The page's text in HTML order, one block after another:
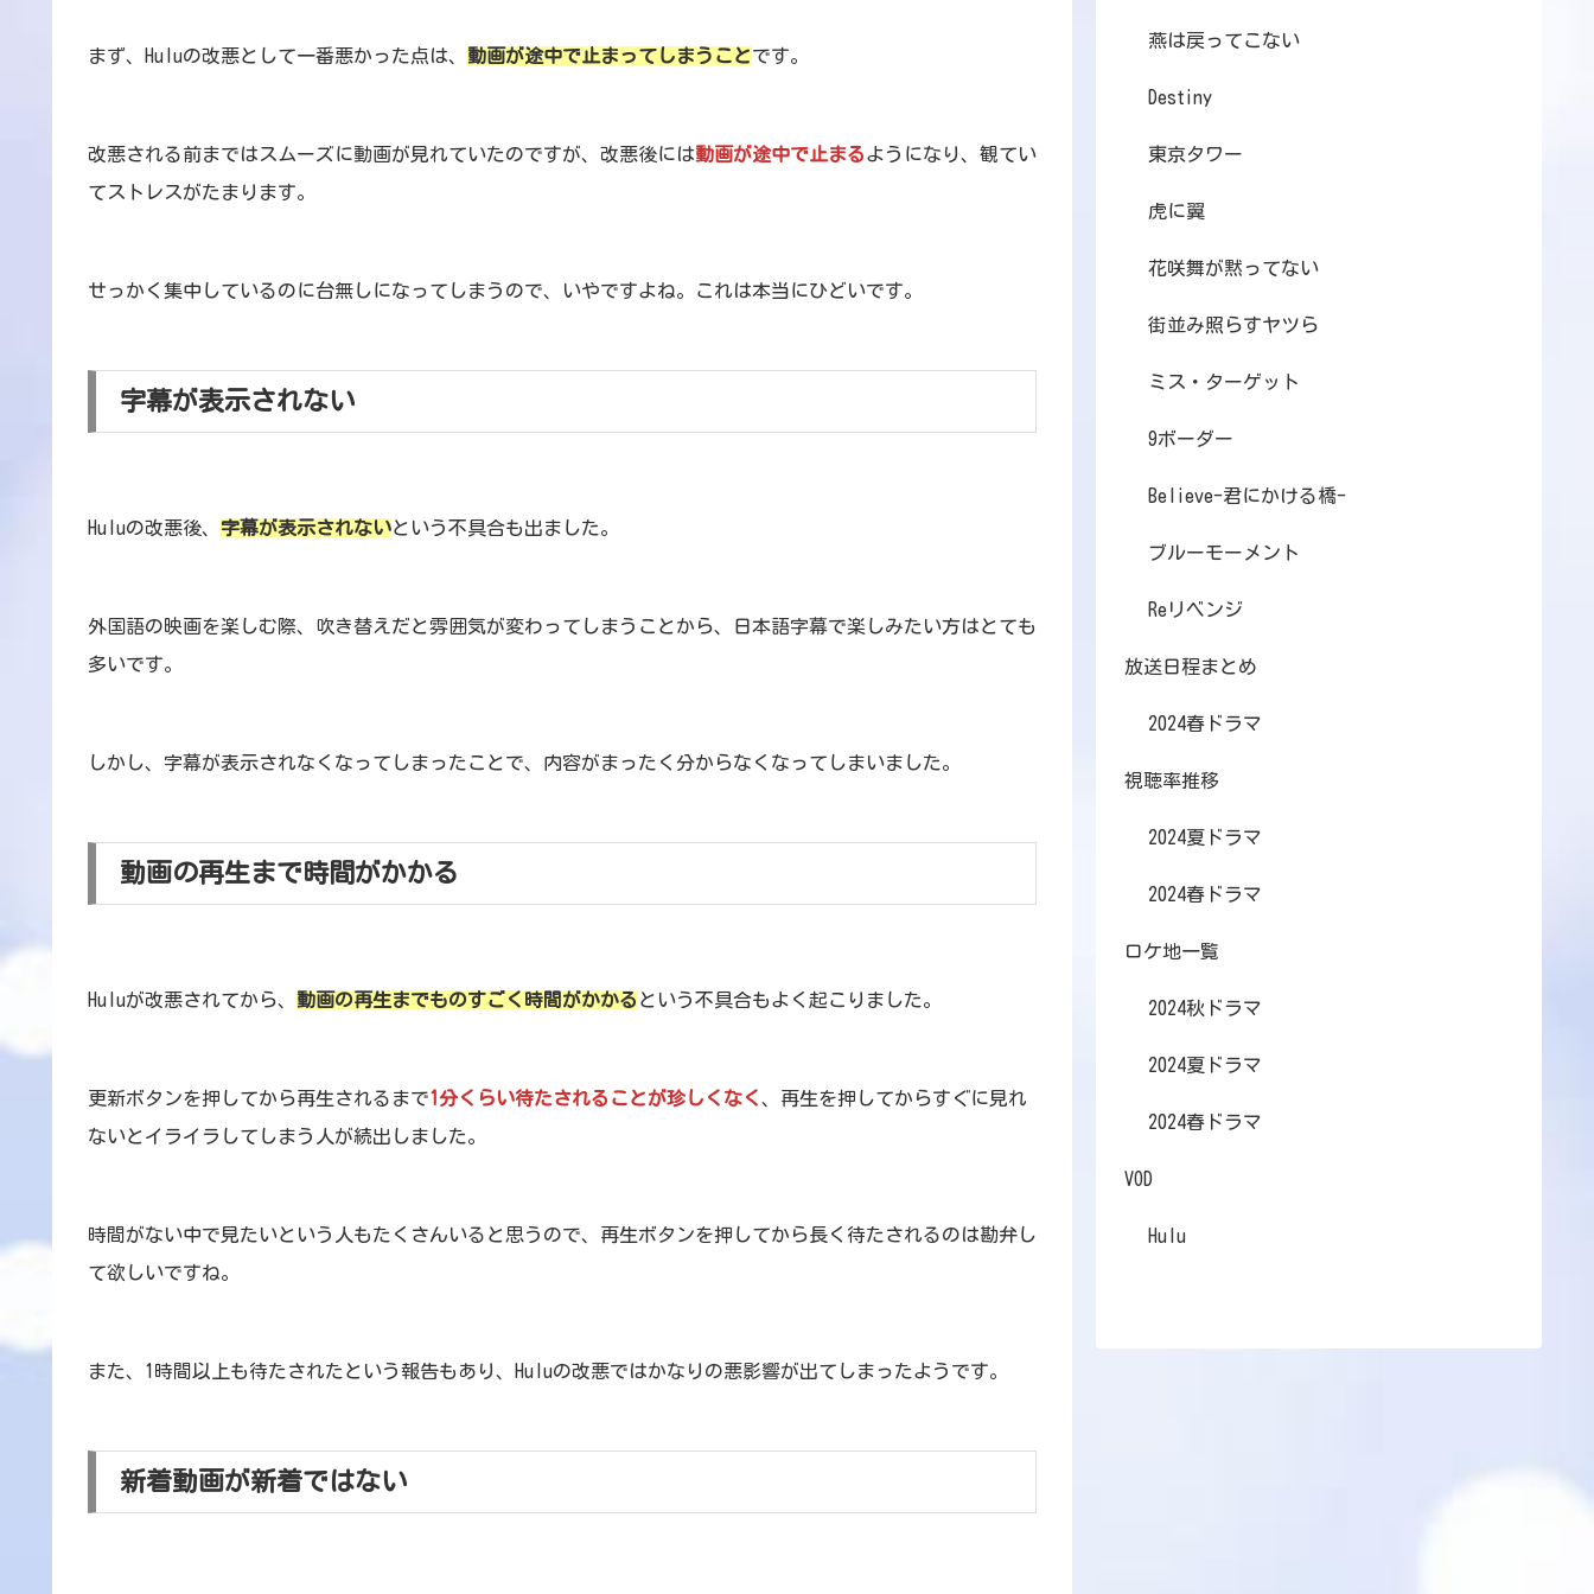
まず、Huluの改悪として一番悪かった点は、 動画が途中で止まってしまうことです。
改悪される前まではスムーズに動画が見れていたのですが、改悪後には動画が途中で止まるようになり、観てい
てストレスがたまります。
せっかく集中しているのに台無しになってしまうので、いやですよね。これは本当にひどいです。
字幕が表示されない
Huluの改悪後、 字幕が表示されないという不具合も出ました。
外国語の映画を楽しむ際、吹き替えだと雰囲気が変わってしまうことから、日本語字幕で楽しみたい方はとても
多いです。
しかし、字幕が表示されなくなってしまったことで、内容がまったく分からなくなってしまいました。
動画の再生まで時間がかかる
Huluが改悪されてから、 動画の再生までものすごく時間がかかる という不具合もよく起こりました。
更新ボタンを押してから再生されるまで1分くらい待たされることが珍しくなく 、再生を押してからすぐに見れ
ないとイライラしてしまう人が続出しました。
時間がない中で見たいという人もたくさんいると思うので、再生ボタンを押してから長く待たされるのは勘弁し
て欲しいですね。
また、1時間以上も待たされたという報告もあり、Huluの改悪ではかなりの悪影響が出てしまったようです。
新着動画が新着ではない
燕は戻ってこない
Destiny
東京タワー
虎に翼
花咲舞が黙ってない
街並み照らすヤツら
ミス・ターゲット
9ボーダー
Believe-君にかける橋-
ブルーモーメント
Reリベンジ
放送日程まとめ
2024春ドラマ
視聴率推移
2024夏ドラマ
2024春ドラマ
ロケ地一覧
2024秋ドラマ
2024夏ドラマ
2024春ドラマ
VOD
Hulu